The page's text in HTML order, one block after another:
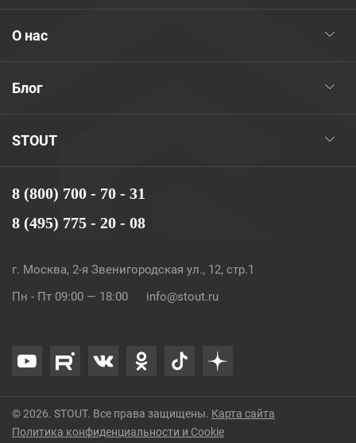
8 (800) 700 - 70 - 31
8 (495) 775 - 20 - 08
г. Москва, 2-я Звенигородская ул., 12, стр.1
Пн - Пт 09:00 — 18:00
info@stout.ru
STOUT
Блог
О нас
© 2026. STOUT. Все права защищены. Карта сайта
Политика конфиденциальности и Cookie